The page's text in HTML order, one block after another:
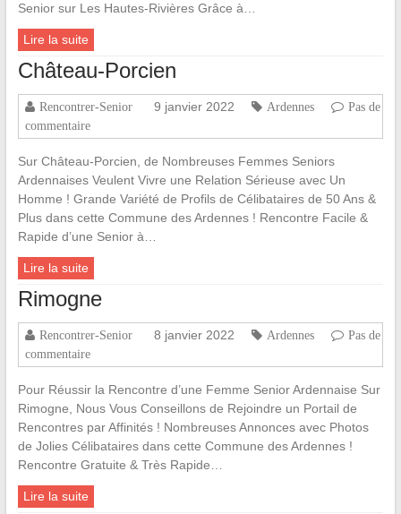
Senior sur Les Hautes-Rivières Grâce à…
Lire la suite
Château-Porcien
Rencontrer-Senior 9 janvier 2022 Ardennes
Pas de
commentaire
Sur Château-Porcien, de Nombreuses Femmes Seniors
Ardennaises Veulent Vivre une Relation Sérieuse avec Un
Homme ! Grande Variété de Profils de Célibataires de 50 Ans &
Plus dans cette Commune des Ardennes ! Rencontre Facile &
Rapide d’une Senior à…
Lire la suite
Rimogne
Rencontrer-Senior 8 janvier 2022 Ardennes
Pas de
commentaire
Pour Réussir la Rencontre d’une Femme Senior Ardennaise Sur
Rimogne, Nous Vous Conseillons de Rejoindre un Portail de
Rencontres par Affinités ! Nombreuses Annonces avec Photos
de Jolies Célibataires dans cette Commune des Ardennes !
Rencontre Gratuite & Très Rapide…
Lire la suite